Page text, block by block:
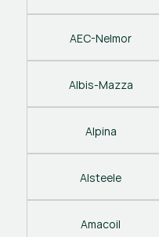
AEC-Nelmor
Albis-Mazza
Alpina
Alsteele
Amacoil